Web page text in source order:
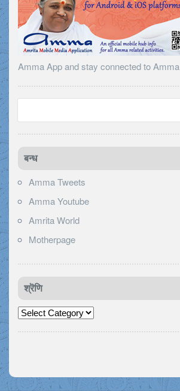
Amma App and stay connected to Amma
बन्ध
Amma Tweets
Amma Youtube
Amrita World
Motherpage
श्रॆणि
श्रॆणि